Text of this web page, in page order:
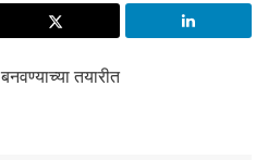
तयारीत